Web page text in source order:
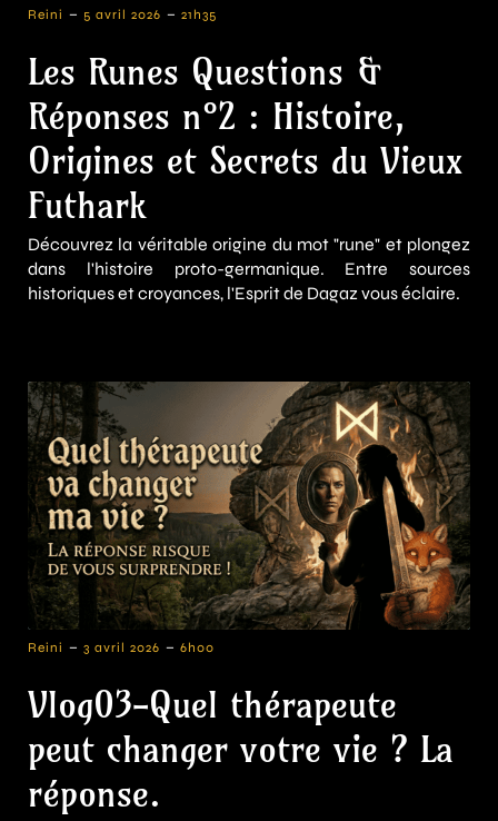
Reini - 5 avril 2026 - 21h35
Les Runes Questions &
Réponses n°2 : Histoire,
Origines et Secrets du Vieux
Futhark
Découvrez la véritable origine du mot "rune" et plongez
dans l'histoire proto-germanique. Entre sources
historiques et croyances, l'Esprit de Dagaz vous éclaire.
Reini - 3 avril 2026 - 6h00
Vlog03-Quel thérapeute
peut changer votre vie ? La
réponse.